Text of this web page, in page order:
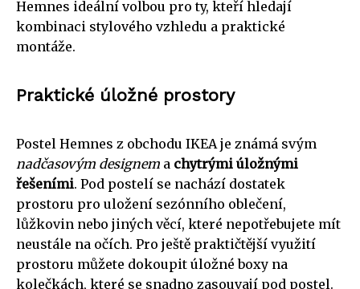
Hemnes ideální volbou pro ty, kteří hledají
kombinaci stylového vzhledu a praktické
montáže.
Praktické úložné prostory
Postel Hemnes z obchodu IKEA je známá svým
nadčasovým designem a chytrými úložnými
řešeními. Pod postelí se nachází dostatek
prostoru pro uložení sezónního oblečení,
lůžkovin nebo jiných věcí, které nepotřebujete mít
neustále na očích. Pro ještě praktičtější využití
prostoru můžete dokoupit úložné boxy na
kolečkách, které se snadno zasouvají pod postel.